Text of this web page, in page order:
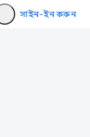
সাইন-ইন করুন